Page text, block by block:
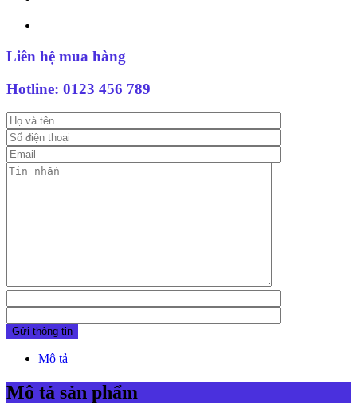
Liên hệ mua hàng
Hotline: 0123 456 789
Mô tả
Mô tả sản phẩm